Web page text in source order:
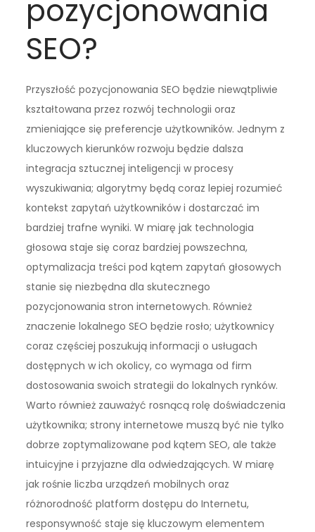
pozycjonowania
SEO?
Przyszłość pozycjonowania SEO będzie niewątpliwie
kształtowana przez rozwój technologii oraz
zmieniające się preferencje użytkowników. Jednym z
kluczowych kierunków rozwoju będzie dalsza
integracja sztucznej inteligencji w procesy
wyszukiwania; algorytmy będą coraz lepiej rozumieć
kontekst zapytań użytkowników i dostarczać im
bardziej trafne wyniki. W miarę jak technologia
głosowa staje się coraz bardziej powszechna,
optymalizacja treści pod kątem zapytań głosowych
stanie się niezbędna dla skutecznego
pozycjonowania stron internetowych. Również
znaczenie lokalnego SEO będzie rosło; użytkownicy
coraz częściej poszukują informacji o usługach
dostępnych w ich okolicy, co wymaga od firm
dostosowania swoich strategii do lokalnych rynków.
Warto również zauważyć rosnącą rolę doświadczenia
użytkownika; strony internetowe muszą być nie tylko
dobrze zoptymalizowane pod kątem SEO, ale także
intuicyjne i przyjazne dla odwiedzających. W miarę
jak rośnie liczba urządzeń mobilnych oraz
różnorodność platform dostępu do Internetu,
responsywność staje się kluczowym elementem